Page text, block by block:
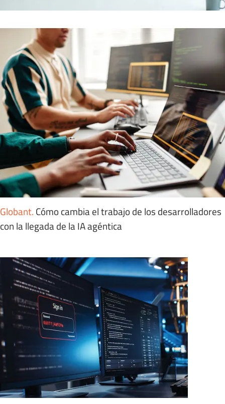
Globant. Cómo cambia el trabajo de los desarrolladores
con la llegada de la IA agéntica